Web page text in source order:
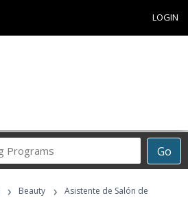
LOGIN
Go
Career
Programs
› Beauty ›
Asistente de Salón de